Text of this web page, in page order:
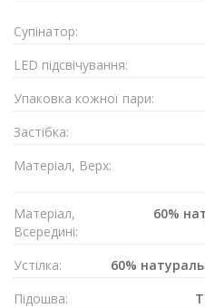
Супiнатор:
LED підсвічування:
Упаковка кожної пари:
Застібка:
Матеріал, Верх:
Матеріал,
Всередині:
60%
Устілка:
60%
Підошва: